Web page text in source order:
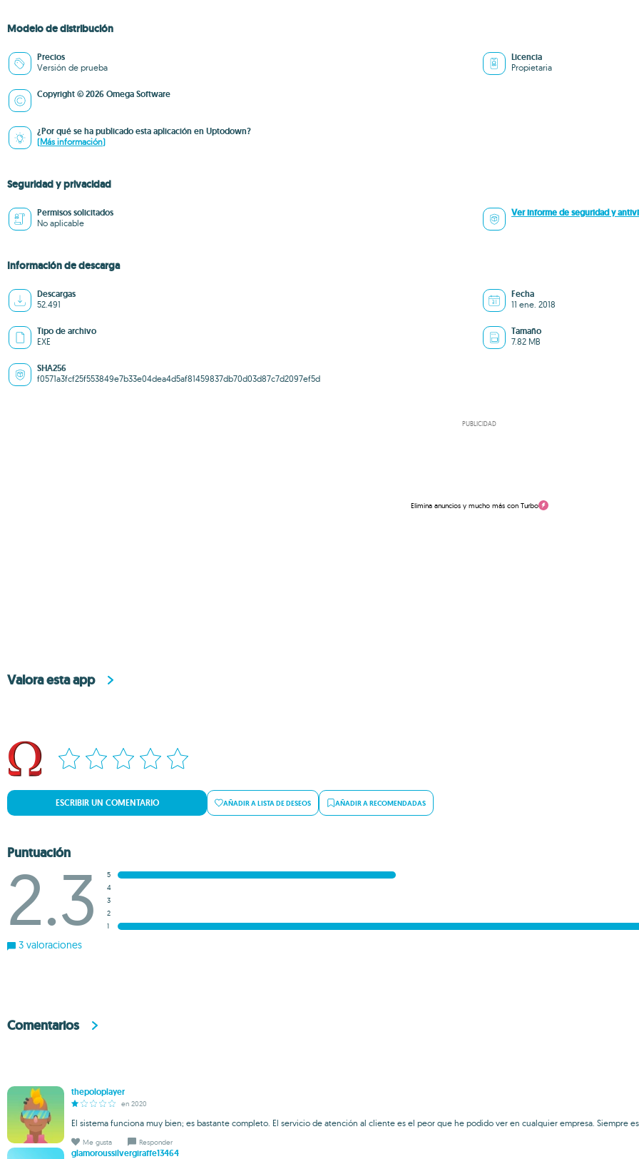
Modelo de distribución
Precios
Versión de prueba
Licencia
Propietaria
Copyright © 2026 Omega Software
¿Por qué se ha publicado esta aplicación en Uptodown?
(Más información)
Seguridad y privacidad
Permisos solicitados
No aplicable
Ver informe de seguridad y
Información de descarga
Descargas
52.491
Fecha
11 ene. 2018
Tipo de archivo
EXE
Tamaño
7.82 MB
SHA256
f0571a3fcf25f553849e7b33e04dea4d5af81459837db70d03d87c7d2097ef5d
PUBLICIDAD
Elimina anuncios y mucho más con Turbo
Valora esta app
ESCRIBIR UN COMENTARIO AÑADIR A LISTA DE DESEOS AÑADIR A RECOMENDADAS
Puntuación
2.3
5
4
3
2
1
3 valoraciones
Comentarios
thepoloplayer
en 2020
El sistema funciona muy bien; es bastante completo. El servicio de atención al cliente es el peor que he podido ver en cualquier empresa. Siempre
Me gusta Responder
glamoroussilvergiraffe13464